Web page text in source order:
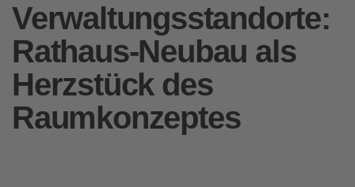
Verwaltungsstandorte:
Rathaus-Neubau als
Herzstück des
Raumkonzeptes